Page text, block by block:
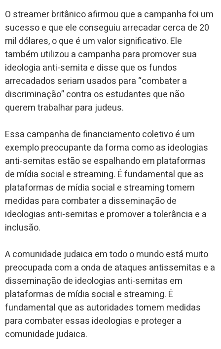
O streamer britânico afirmou que a campanha foi um
sucesso e que ele conseguiu arrecadar cerca de 20
mil dólares, o que é um valor significativo. Ele
também utilizou a campanha para promover sua
ideologia anti-semita e disse que os fundos
arrecadados seriam usados para “combater a
discriminação” contra os estudantes que não
querem trabalhar para judeus.
Essa campanha de financiamento coletivo é um
exemplo preocupante da forma como as ideologias
anti-semitas estão se espalhando em plataformas
de mídia social e streaming. É fundamental que as
plataformas de mídia social e streaming tomem
medidas para combater a disseminação de
ideologias anti-semitas e promover a tolerância e a
inclusão.
A comunidade judaica em todo o mundo está muito
preocupada com a onda de ataques antissemitas e a
disseminação de ideologias anti-semitas em
plataformas de mídia social e streaming. É
fundamental que as autoridades tomem medidas
para combater essas ideologias e proteger a
comunidade judaica.